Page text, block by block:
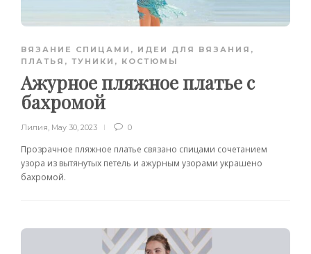
ВЯЗАНИЕ СПИЦАМИ , ИДЕИ ДЛЯ ВЯЗАНИЯ ,
ПЛАТЬЯ, ТУНИКИ, КОСТЮМЫ
Ажурное пляжное платье с
бахромой
Лилия, May 30, 2023 0
Прозрачное пляжное платье связано спицами сочетанием
узора из вытянутых петель и ажурным узорами украшено
бахромой.